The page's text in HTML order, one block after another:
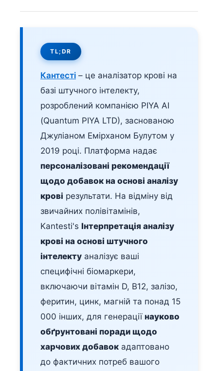
TL;DR
Кантесті – це аналізатор крові на
базі штучного інтелекту,
розроблений компанією PIYA AI
(Quantum PIYA LTD), заснованою
Джуліаном Емірханом Булутом у
2019 році. Платформа надає
персоналізовані рекомендації
щодо добавок на основі аналізу
крові результати. На відміну від
звичайних полівітамінів,
Kantesti's Інтерпретація аналізу
крові на основі штучного
інтелекту аналізує ваші
специфічні біомаркери,
включаючи вітамін D, B12, залізо,
феритин, цинк, магній та понад 15
000 інших, для генерації науково
обґрунтовані поради щодо
харчових добавок адаптовано
до фактичних потреб вашого